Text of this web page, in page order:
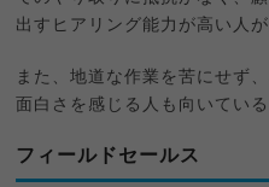
出すヒアリング能力が高い人が
また、地道な作業を苦にせず
面白さを感じる人も向いてい
フィールドセールス